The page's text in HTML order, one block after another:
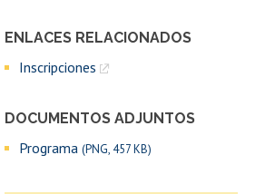
ENLACES RELACIONADOS
Inscripciones
DOCUMENTOS ADJUNTOS
Programa (PNG, 457 KB)